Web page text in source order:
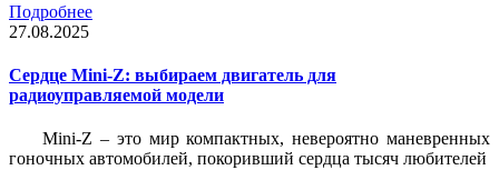
Подробнее
27.08.2025
Сердце Mini-Z: выбираем двигатель для
радиоуправляемой модели
Mini-Z – это мир компактных, невероятно маневренных
гоночных автомобилей, покоривший сердца тысяч любителей